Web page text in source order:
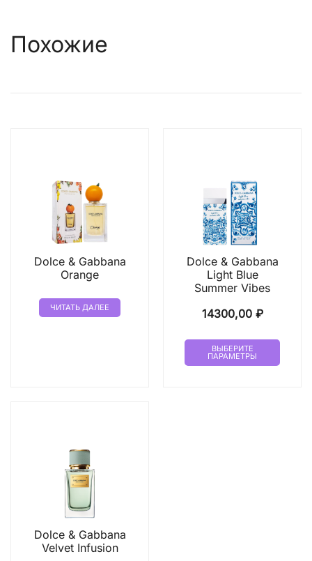
Похожие
Dolce & Gabbana
Orange
ЧИТАТЬ ДАЛЕЕ
Dolce & Gabbana
Light Blue
Summer Vibes
14300,00 ₽
ВЫБЕРИТЕ
ПАРАМЕТРЫ
Этот
Dolce & Gabbana
Velvet Infusion